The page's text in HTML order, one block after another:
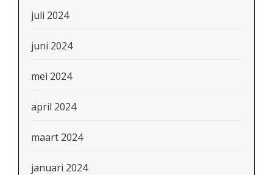
juli 2024
juni 2024
mei 2024
april 2024
maart 2024
januari 2024